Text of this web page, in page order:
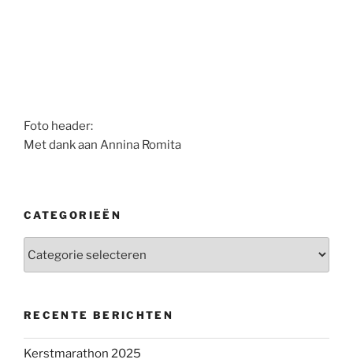
Foto header:
Met dank aan Annina Romita
CATEGORIEËN
RECENTE BERICHTEN
Kerstmarathon 2025